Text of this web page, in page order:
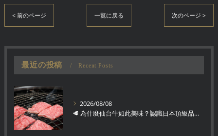
< 前のページ 一覧に戻る 次のページ >
最近の投稿 Recent Posts
2026/08/08
🥩 為什麼仙台牛如此美味？認識日本頂級品牌和牛